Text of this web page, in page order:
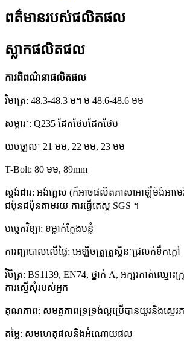
ពត៌មានរបស់ផលិតផល
ស្លាកផលិតផល
ការពិពណ៌នាផលិតផល
វិមាត្រ: 48.3-48.3 ម។ ម 48.6-48.6 មម
សម្ភារៈ: Q235 ដែកថែបដែកថែប
យចច្ឈលៈ 21 មម, 22 មម, 23 មម
T-Bolt: 80 មម, 89mm
ស្តង់ដារ: អង់គ្លេស (ក៏អាចផលិតភាសាអាឡឺម៉ង់អាម
ជប៉ុនជប៉ុនតាមរយៈការធ្វើតេស្ត SGS ។
បច្ចេកវិទ្យា: ទម្លាក់ក្លែងបន្លំ
ការព្យាបាលលើផ្ទៃ: អេឡិចត្រូត្រូស្វិនៈជ្រលក់ទឹកក្តៅ
វិចិត្រ: BS1139, EN74, ថ្នាក់ A, អក្សរកាត់ឈ្មោ
ការស្នើសុំរបស់អ្នក
គុណភាព: សមត្ថភាពទ្រទ្រង់ល្អប្រើបានយូរនិងស្ថេរ
តម្លៃ: សមហេតុផលនិងអំណោយផល